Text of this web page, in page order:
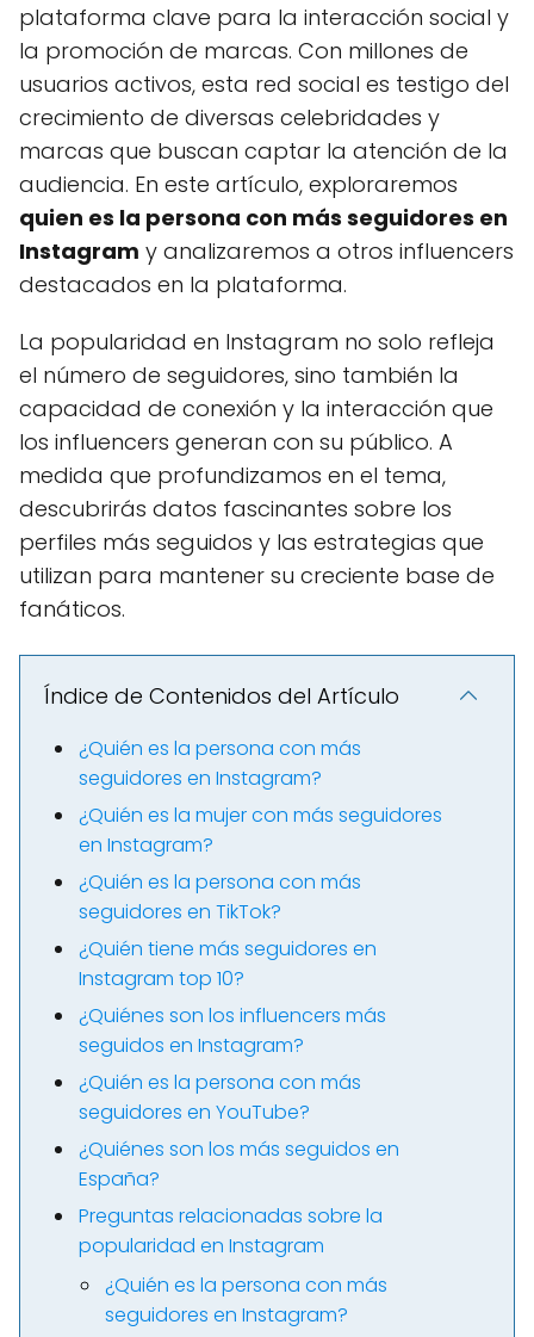
plataforma clave para la interacción social y
la promoción de marcas. Con millones de
usuarios activos, esta red social es testigo del
crecimiento de diversas celebridades y
marcas que buscan captar la atención de la
audiencia. En este artículo, exploraremos
quien es la persona con más seguidores en
Instagram y analizaremos a otros influencers
destacados en la plataforma.
La popularidad en Instagram no solo refleja
el número de seguidores, sino también la
capacidad de conexión y la interacción que
los influencers generan con su público. A
medida que profundizamos en el tema,
descubrirás datos fascinantes sobre los
perfiles más seguidos y las estrategias que
utilizan para mantener su creciente base de
fanáticos.
Índice de Contenidos del Artículo
¿Quién es la persona con más
seguidores en Instagram?
¿Quién es la mujer con más seguidores
en Instagram?
¿Quién es la persona con más
seguidores en TikTok?
¿Quién tiene más seguidores en
Instagram top 10?
¿Quiénes son los influencers más
seguidos en Instagram?
¿Quién es la persona con más
seguidores en YouTube?
¿Quiénes son los más seguidos en
España?
Preguntas relacionadas sobre la
popularidad en Instagram
¿Quién es la persona con más
seguidores en Instagram?